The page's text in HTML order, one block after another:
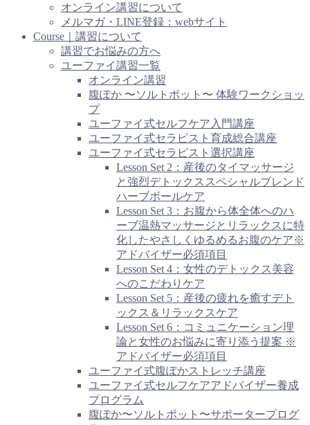
オンライン講習について
メルマガ・LINE登録：webサイト
Course｜講習について
講習でお悩みの方へ
ユーファイ講習一覧
オンライン講習
腹ぽか 〜ソルトポット〜 体験ワークショッ
プ
ユーファイ式セルフケア入門講座
ユーファイ式セラピスト育成総合講座
ユーファイ式セラピスト選択講座
Lesson Set 2：産後のタイマッサージ
と強烈デトックススペシャルブレンド
ハーブボールケア
Lesson Set 3：お腹から体全体へのハ
ーブ温熱マッサージとリラックスに特
化したやさしくゆるめるお腹のケア※
アドバイザー必須項目
Lesson Set 4：女性のデトックス美容
へのこだわりケア
Lesson Set 5：産後の疲れを癒すデト
ックス＆リラックスケア
Lesson Set 6：コミュニケーション理
論と女性のお悩みに寄り添う提案 ※
アドバイザー必須項目
ユーファイ式腹ぽかストレッチ講座
ユーファイ式セルフケアアドバイザー養成
プログラム
腹ぽか〜ソルトポット〜サポータープログ